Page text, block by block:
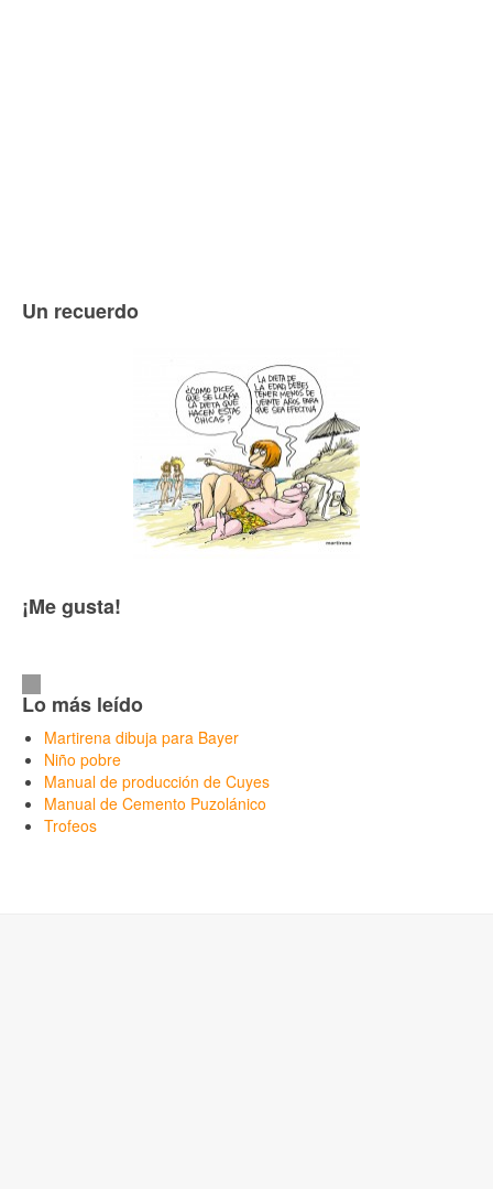
Un recuerdo
¡Me gusta!
Lo más leído
Martirena dibuja para Bayer
Niño pobre
Manual de producción de Cuyes
Manual de Cemento Puzolánico
Trofeos